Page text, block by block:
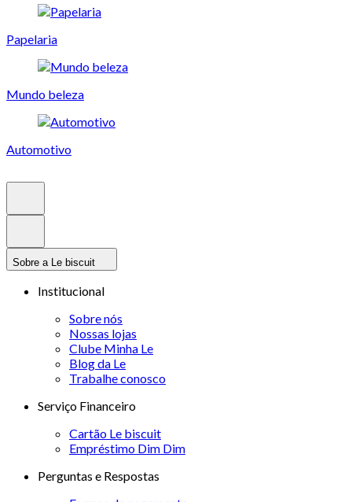
Papelaria
Mundo beleza
Automotivo
Sobre a Le biscuit
Institucional
Sobre nós
Nossas lojas
Clube Minha Le
Blog da Le
Trabalhe conosco
Serviço Financeiro
Cartão Le biscuit
Empréstimo Dim Dim
Perguntas e Respostas